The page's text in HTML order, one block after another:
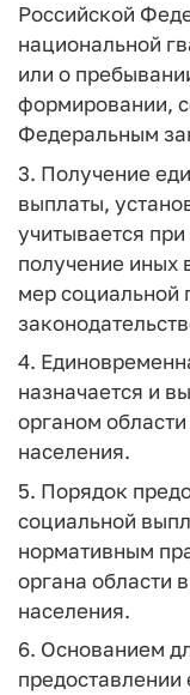
Российской
национальной
или о
формировании,
Федеральным
3. Получение
выплаты,
учитывается
получение иных
мер социальной
4.
назначается и
органом
населения.
5. Порядок
социальной
нормативным
органа области
населения.
6. Основанием